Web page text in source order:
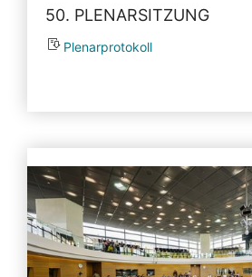
50. PLENARSITZUNG
Plenarprotokoll